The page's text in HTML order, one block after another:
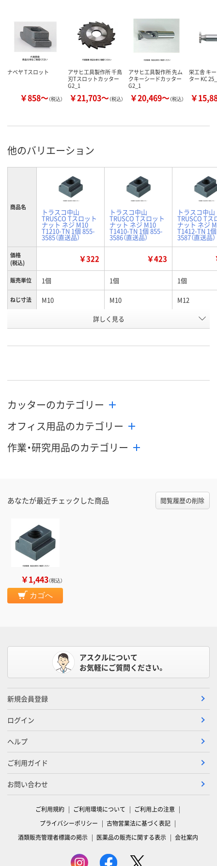
ナベヤ Tスロット
￥858～（税込）
アサヒ工具製作所 千鳥
刃Tスロットカッター
G2_1
￥21,703～（税込）
アサヒ工具製作所 先ム
クキーシードカッター
G2_1
￥20,469～（税込）
栄工舎 キ
ター KC
￥
他のバリエーション
商品名
トラスコ中山
TRUSCO Tスロット
ナット ネジ M10
T1210-TN 1個 855-
3585（直送品）
トラスコ中山
TRUSCO Tスロット
ナット ネジ M10
T1410-TN 1個 855-
3586（直送品）
トラスコ中山
TRUSCO Tス
ナット ネジ
T1412-TN 1
3587（直送品）
価格
(税込)
￥322 ￥423
販売単位 1個 1個 1個
ねじ寸法 M10 M10 M12
M10
J108075 J108088 J108089
数量
カゴへ
数量
詳しく見る
カッターのカテゴリー
オフィス用品のカテゴリー
作業・研究用品のカテゴリー
あなたが最近チェックした商品 閲覧履歴の削除
￥1,443（税込）
カゴへ
アスクルについて
お気軽にご質問ください。
新規会員登録
ログイン
ヘルプ
ご利用ガイド
お問い合わせ
ご利用規約 ご利用環境について
ご利用上の注意
プライバシーポリシー
古物営業法に基づく表記
酒類販売管理者標識の掲示
医薬品の販売に関する表示 会社案内